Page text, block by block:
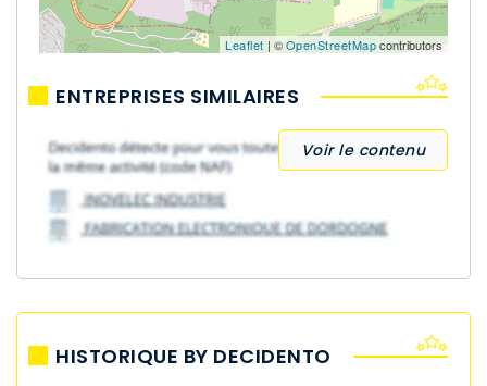
Leaflet | ©OpenStreetMapcontributors
ENTREPRISES SIMILAIRES
Voir le contenu
HISTORIQUE BY DECIDENTO